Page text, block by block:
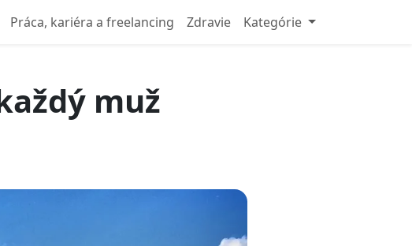
Práca, kariéra a freelancing Zdravie Kategórie
muž